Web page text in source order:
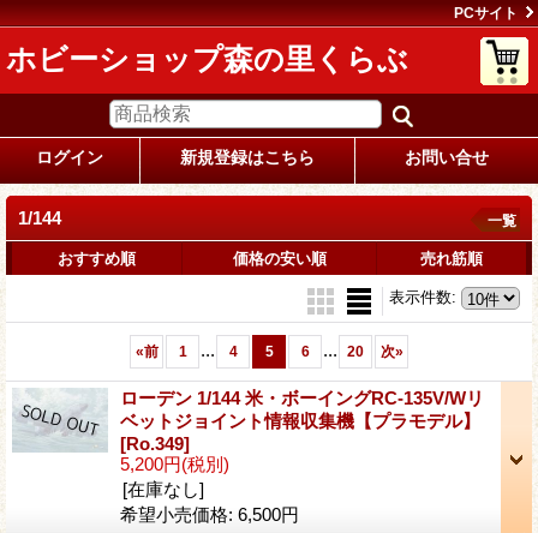
PCサイト
ホビーショップ森の里くらぶ
ログイン 新規登録はこちら お問い合せ
1/144 一覧
おすすめ順 価格の安い順 売れ筋順
表示件数:
«前 1 ... 4 5 6 ... 20 次»
ローデン 1/144 米・ボーイングRC-135V/Wリ
ベットジョイント情報収集機【プラモデル】
[Ro.349]
5,200円(税別)
[在庫なし]
希望小売価格: 6,500円